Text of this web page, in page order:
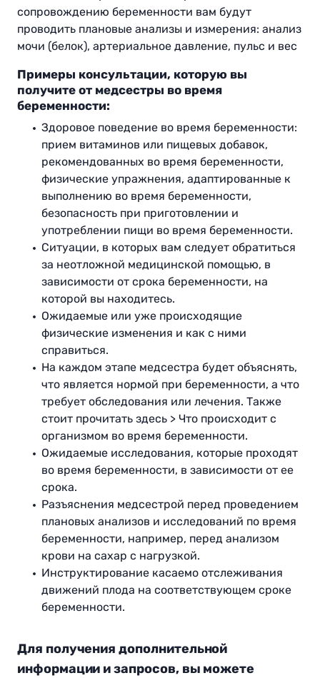
сопровождению беременности вам будут
проводить плановые анализы и измерения: анализ
мочи (белок), артериальное давление, пульс и вес
Примеры консультации, которую вы
получите от медсестры во время
беременности:
Здоровое поведение во время беременности:
прием витаминов или пищевых добавок,
рекомендованных во время беременности,
физические упражнения, адаптированные к
выполнению во время беременности,
безопасность при приготовлении и
употреблении пищи во время беременности.
Ситуации, в которых вам следует обратиться
за неотложной медицинской помощью, в
зависимости от срока беременности, на
которой вы находитесь.
Ожидаемые или уже происходящие
физические изменения и как с ними
справиться.
На каждом этапе медсестра будет объяснять,
что является нормой при беременности, а что
требует обследования или лечения. Также
стоит прочитать здесь > Что происходит с
организмом во время беременности.
Ожидаемые исследования, которые проходят
во время беременности, в зависимости от ее
срока.
Разъяснения медсестрой перед проведением
плановых анализов и исследований по время
беременности, например, перед анализом
крови на сахар с нагрузкой.
Инструктирование касаемо отслеживания
движений плода на соответствующем сроке
беременности.
Для получения дополнительной
информации и запросов, вы можете